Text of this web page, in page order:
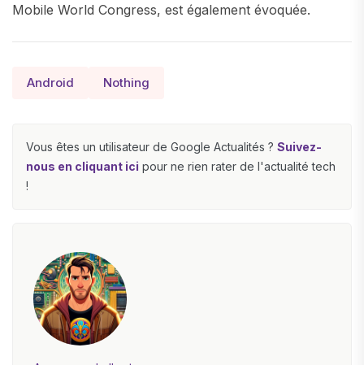
Mobile World Congress, est également évoquée.
Android Nothing
Vous êtes un utilisateur de Google Actualités ? Suivez-
nous en cliquant ici pour ne rien rater de l'actualité tech
!